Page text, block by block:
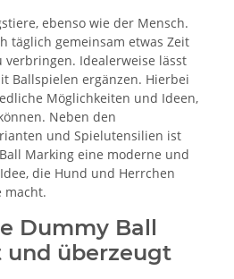
ebenso wie der Mensch.
täglich gemeinsam etwas Zeit
Idealerweise lässt
Ballspielen ergänzen. Hierbei
Möglichkeiten und Ideen,
Neben den
und Spielutensilien ist
Marking eine moderne und
die Hund und Herrchen
macht.
Dummy Ball
und überzeugt